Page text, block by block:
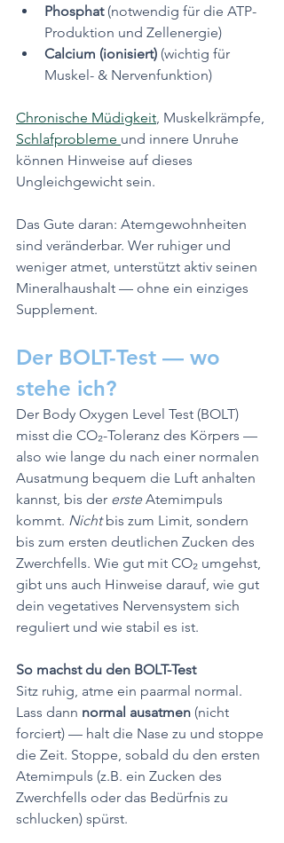
Phosphat (notwendig für die ATP-
Produktion und Zellenergie)
Calcium (ionisiert) (wichtig für
Muskel- & Nervenfunktion)
Chronische Müdigkeit, Muskelkrämpfe,
Schlafprobleme und innere Unruhe
können Hinweise auf dieses
Ungleichgewicht sein.
Das Gute daran: Atemgewohnheiten
sind veränderbar. Wer ruhiger und
weniger atmet, unterstützt aktiv seinen
Mineralhaushalt — ohne ein einziges
Supplement.
Der BOLT-Test — wo
stehe ich?
Der Body Oxygen Level Test (BOLT)
misst die CO₂-Toleranz des Körpers —
also wie lange du nach einer normalen
Ausatmung bequem die Luft anhalten
kannst, bis der erste Atemimpuls
kommt. Nicht bis zum Limit, sondern
bis zum ersten deutlichen Zucken des
Zwerchfells. Wie gut mit CO₂ umgehst,
gibt uns auch Hinweise darauf, wie gut
dein vegetatives Nervensystem sich
reguliert und wie stabil es ist.
So machst du den BOLT-Test
Sitz ruhig, atme ein paarmal normal.
Lass dann normal ausatmen (nicht
forciert) — halt die Nase zu und stoppe
die Zeit. Stoppe, sobald du den ersten
Atemimpuls (z.B. ein Zucken des
Zwerchfells oder das Bedürfnis zu
schlucken) spürst.